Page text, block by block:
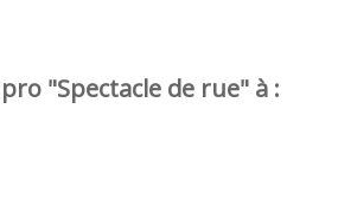
"Spectacle de rue" à :